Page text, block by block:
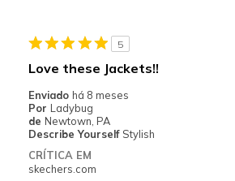
Casual Wear
Width
Sizing
Feels half size too
5
Love these Jackets!!
Enviado há 8 meses
Por Ladybug
de Newtown, PA
Describe Yourself Stylish
CRÍTICA EM
skechers.com